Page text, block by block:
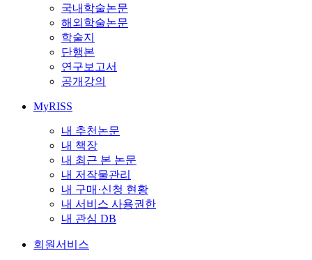
국내학술논문
해외학술논문
학술지
단행본
연구보고서
공개강의
MyRISS
내 추천논문
내 책장
내 최근 본 논문
내 저작물관리
내 구매·신청 현황
내 서비스 사용권한
내 관심 DB
회원서비스